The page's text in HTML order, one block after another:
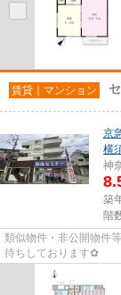
賃貸｜マンション
京
横
神
築
階
類似物件・非公開物件
待ちしております✿